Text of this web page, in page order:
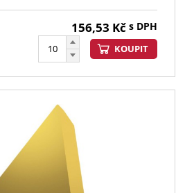
156,53 Kč s DPH
KOUPIT